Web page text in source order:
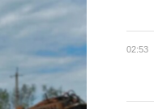
02:53